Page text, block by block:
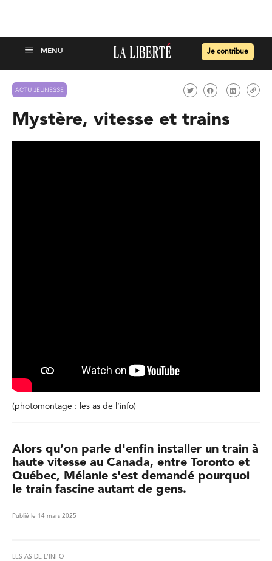
Je contribue
ACTU JEUNESSE
Mystère, vitesse et trains
(photomontage : les as de l’info)
Alors qu’on parle d'enfin installer un train à
haute vitesse au Canada, entre Toronto et
Québec, Mélanie s'est demandé pourquoi
le train fascine autant de gens.
Publié le 14 mars 2025
LES AS DE L'INFO